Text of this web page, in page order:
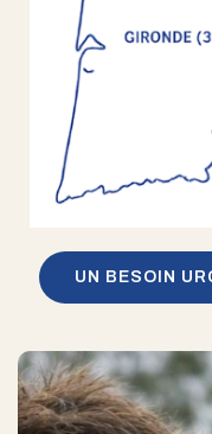
UN BESOIN